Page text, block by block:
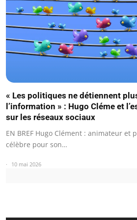
« Les politiques ne détiennent
l’information » : Hugo Cléme et
sur les réseaux sociaux
EN BREF Hugo Clément : animateur
célèbre pour son…
10 mai 2026